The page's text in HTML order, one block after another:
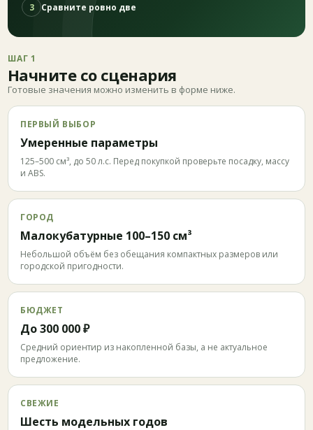
3 Сравните ровно две
ШАГ 1
Начните со сценария
Готовые значения можно изменить в форме ниже.
ПЕРВЫЙ ВЫБОР
Умеренные параметры
125–500 см³, до 50 л.с. Перед покупкой проверьте посадку, массу
и ABS.
ГОРОД
Малокубатурные 100–150 см³
Небольшой объём без обещания компактных размеров или
городской пригодности.
БЮДЖЕТ
До 300 000 ₽
Средний ориентир из накопленной базы, а не актуальное
предложение.
СВЕЖИЕ
Шесть модельных годов